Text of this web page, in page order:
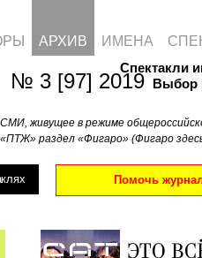
№ 3 [97] 2019
живущее в режиме
раздел «Фигаро» (Фигаро
Спектакли
Выбор
Помочь
АРХИВ ИМЕНА